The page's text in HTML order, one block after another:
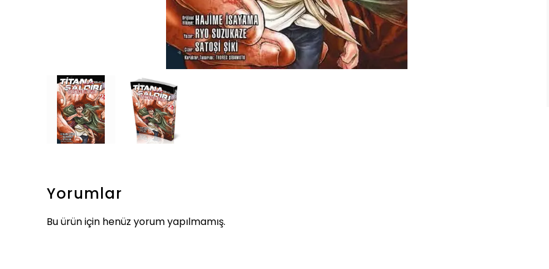
Yorumlar
Bu ürün için henüz yorum yapılmamış.